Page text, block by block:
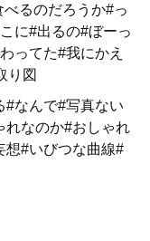
るのだろうか#っ
に#出るの#ぼーっ
ってた#我にかえ
り図
#なんで#写真ない
れなのか#おしゃれ
想#いびつな曲線#